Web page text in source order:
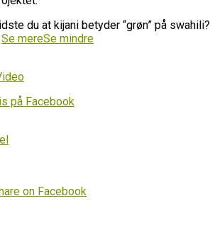
du at kijani betyder “grøn” på swahili?
Se mereSe mindre
på Facebook
on Facebook